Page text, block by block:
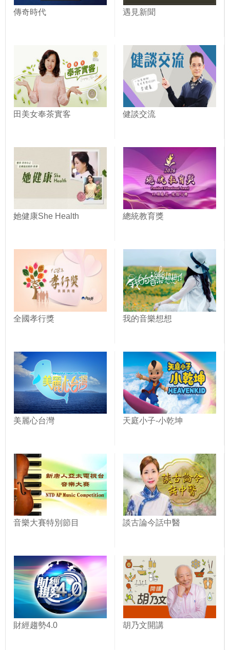
傳奇時代 遇見新聞
田美女奉茶實客 健談交流
她健康She Health 總統教育獎
全國孝行獎 我的音樂想想
美麗心台灣 天庭小子-小乾坤
音樂大賽特別節目 談古論今話中醫
財經趨勢4.0 胡乃文開講